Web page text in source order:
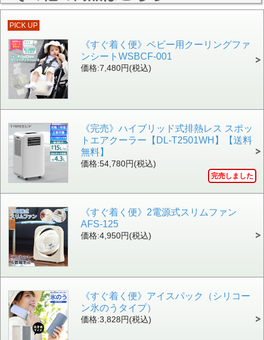
PICK UP
《すぐ着く便》ベビー用クーリングファ
ンシートWSBCF-001
価格:7,480円(税込)
《完売》ハイブリッド式排熱レス スポッ
トエアクーラー【DL-T2501WH】【送料
無料】
価格:54,780円(税込)
完売しました
《すぐ着く便》2電源式スリムファン
AFS-125
価格:4,950円(税込)
《すぐ着く便》アイスパック（シリコー
ン氷のうタイプ）
価格:3,828円(税込)